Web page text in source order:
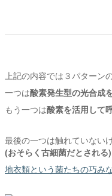
上記の内容では３パターン
一つは酸素発生型の光合成
もう一つは酸素を活用して
最後の一つは触れていない
(おそらく古細菌だとされる)
地衣類という菌たちの巧み